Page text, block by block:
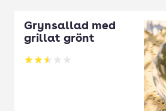
Grynsallad med
grillat grönt
Betyg: 2.5 av 5